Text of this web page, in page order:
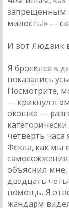
запрещенным
милость!» —
И вот Людвик
Я бросился к
показались
Посмотрите,
— крикнул я
окошко —
четверть
Фекла, как мы
самосожжения
объяснил
двадцать
помощь. Я
жандарм